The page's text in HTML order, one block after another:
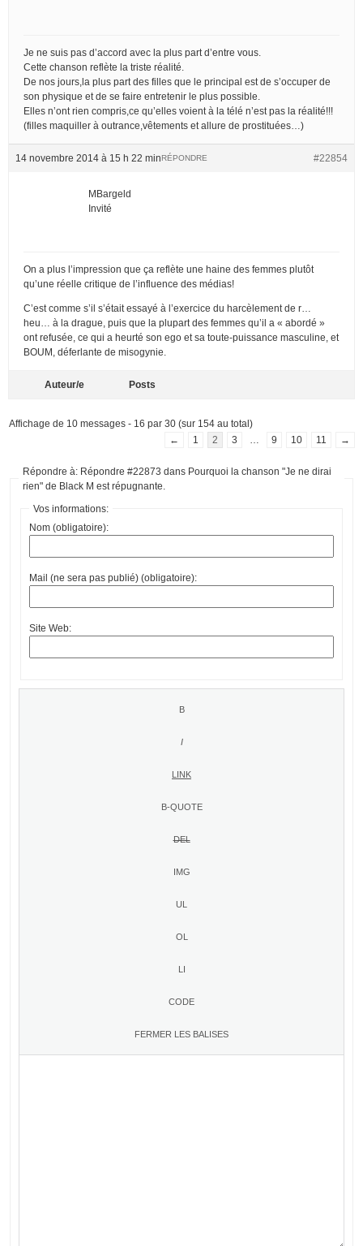
Je ne suis pas d’accord avec la plus part d’entre vous.
Cette chanson reflète la triste réalité.
De nos jours,la plus part des filles que le principal est de s’occuper de
son physique et de se faire entretenir le plus possible.
Elles n’ont rien compris,ce qu’elles voient à la télé n’est pas la réalité!!!
(filles maquiller à outrance,vêtements et allure de prostituées…)
14 novembre 2014 à 15 h 22 min #22854
RÉPONDRE
MBargeld
Invité
On a plus l’impression que ça reflète une haine des femmes plutôt
qu’une réelle critique de l’influence des médias!
C’est comme s’il s’était essayé à l’exercice du harcèlement de r…
heu… à la drague, puis que la plupart des femmes qu’il a « abordé »
ont refusée, ce qui a heurté son ego et sa toute-puissance masculine, et
BOUM, déferlante de misogynie.
Auteur/e Posts
Affichage de 10 messages - 16 par 30 (sur 154 au total)
←
1 2 3 9 10 11 →
Répondre à: Répondre #22873 dans Pourquoi la chanson "Je ne dirai
rien" de Black M est répugnante.
Vos informations:
Nom (obligatoire):
Mail (ne sera pas publié) (obligatoire):
Site Web: